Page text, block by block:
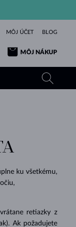
MÔJ ÚČET BLOG
MÔJ NÁKUP
ku všetkému,
retiazky z
Ak požadujete